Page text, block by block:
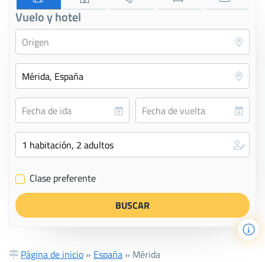
Vuelo y hotel
✔ Clase preferente
Página de inicio » España » Mérida